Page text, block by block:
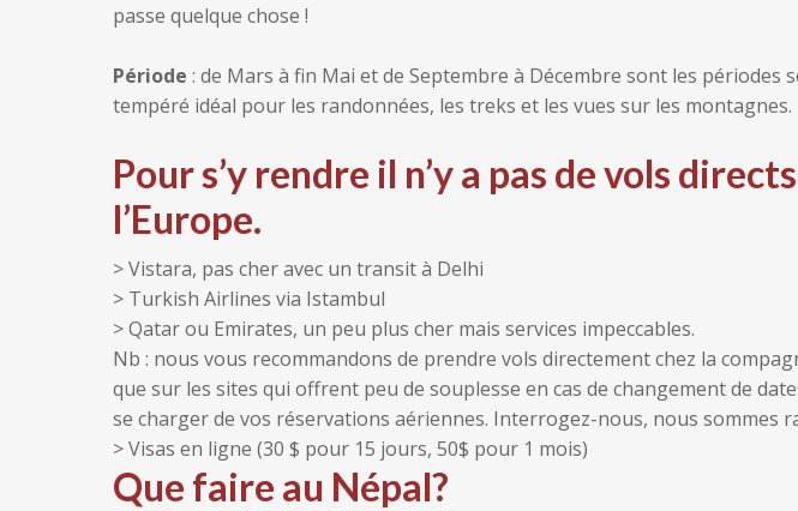
passe quelque chose !
Période : de Mars à fin Mai et de Septembre à Décembre sont les périodes
tempéré idéal pour les randonnées, les treks et les vues sur les montagnes.
Pour s’y rendre il n’y a pas de vols
l’Europe.
> Vistara, pas cher avec un transit à Delhi
> Turkish Airlines via Istambul
> Qatar ou Emirates, un peu plus cher mais services impeccables.
Nb : nous vous recommandons de prendre vols directement chez la
que sur les sites qui offrent peu de souplesse en cas de changement de
se charger de vos réservations aériennes. Interrogez-nous, nous sommes
> Visas en ligne (30 $ pour 15 jours, 50$ pour 1 mois)
Que faire au Népal?